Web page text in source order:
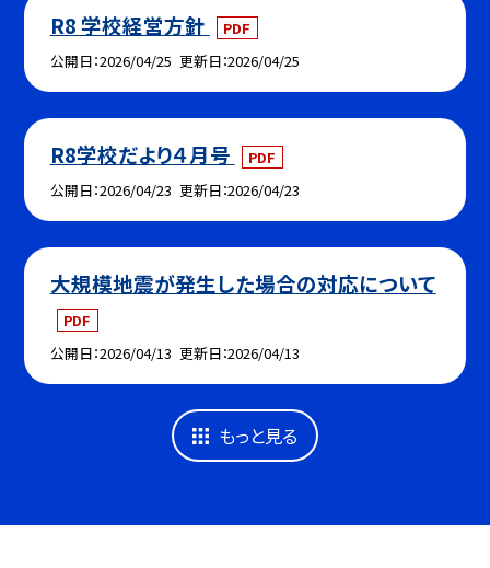
R8 学校経営方針
PDF
公開日 2026/04/25 更新日 2026/04/25
R8学校だより４月号
PDF
公開日 2026/04/23 更新日 2026/04/23
大規模地震が発生した場合の対応について
PDF
公開日 2026/04/13 更新日 2026/04/13
もっと見る